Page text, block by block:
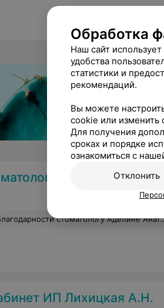
поликлиника
отношение к пациенту, помогли мне преоделеть страх перед лечением зуба. Спасибо за ваш труд!!!
ИП Лихицкая А.Н.
Обработка
Наш сайт
удобства
статистики и
рекомендаций.
Вы можете
cookie или изменить
Для получения
сроках и порядке
ознакомиться с
Отклонить